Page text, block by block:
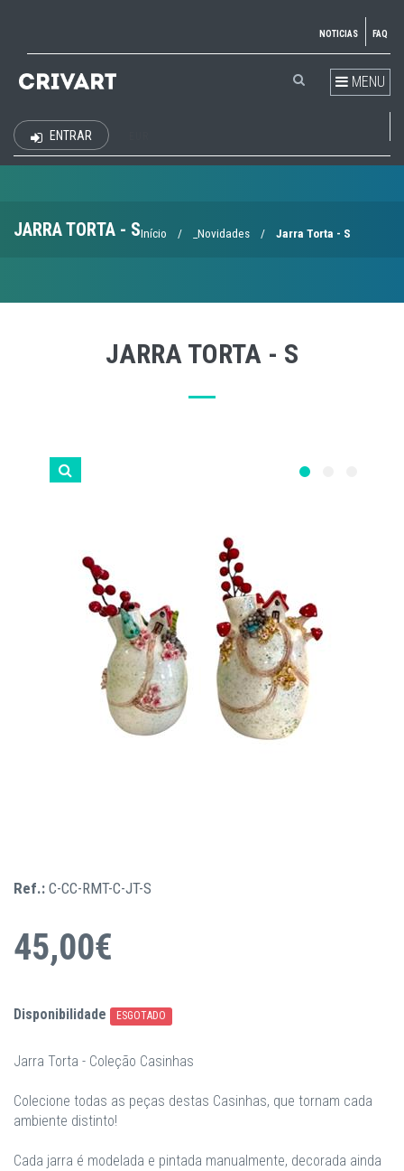
NOTICIAS FAQ
MENU
ENTRAR
JARRA TORTA - SInício / _Novidades / Jarra Torta - S
JARRA TORTA - S
Ref.: C-CC-RMT-C-JT-S
45,00€
Disponibilidade ESGOTADO
Jarra Torta - Coleção Casinhas
Colecione todas as peças destas Casinhas, que tornam cada
ambiente distinto!
Cada jarra é modelada e pintada manualmente, decorada ainda